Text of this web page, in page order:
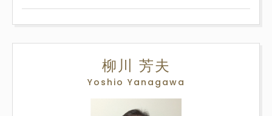
柳川 芳夫
Yoshio Yanagawa